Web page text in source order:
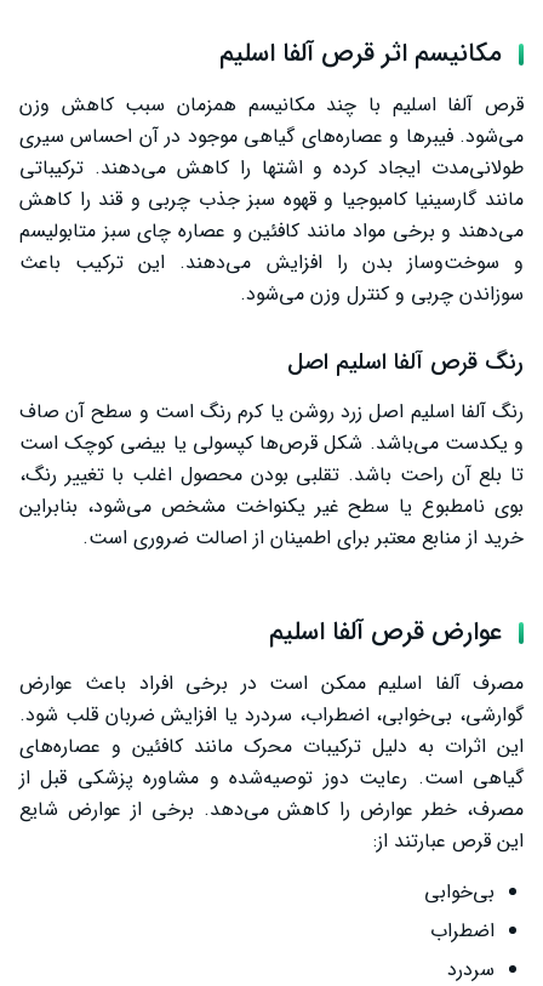
مکانیسم اثر قرص آلفا اسلیم
قرص آلفا اسلیم با چند مکانیسم همزمان سبب کاهش وزن
می‌شود. فیبرها و عصاره‌های گیاهی موجود در آن احساس سیری
طولانی‌مدت ایجاد کرده و اشتها را کاهش می‌دهند. ترکیباتی
مانند گارسینیا کامبوجیا و قهوه سبز جذب چربی و قند را کاهش
می‌دهند و برخی مواد مانند کافئین و عصاره چای سبز متابولیسم
و سوخت‌وساز بدن را افزایش می‌دهند. این ترکیب باعث
سوزاندن چربی و کنترل وزن می‌شود.
رنگ قرص آلفا اسلیم اصل
رنگ آلفا اسلیم اصل زرد روشن یا کرم رنگ است و سطح آن صاف
و یکدست می‌باشد. شکل قرص‌ها کپسولی یا بیضی کوچک است
تا بلع آن راحت باشد. تقلبی بودن محصول اغلب با تغییر رنگ،
بوی نامطبوع یا سطح غیر یکنواخت مشخص می‌شود، بنابراین
خرید از منابع معتبر برای اطمینان از اصالت ضروری است.
عوارض قرص آلفا اسلیم
مصرف آلفا اسلیم ممکن است در برخی افراد باعث عوارض
گوارشی، بی‌خوابی، اضطراب، سردرد یا افزایش ضربان قلب شود.
این اثرات به دلیل ترکیبات محرک مانند کافئین و عصاره‌های
گیاهی است. رعایت دوز توصیه‌شده و مشاوره پزشکی قبل از
مصرف، خطر عوارض را کاهش می‌دهد. برخی از عوارض شایع
این قرص عبارتند از:
بی‌خوابی
اضطراب
سردرد